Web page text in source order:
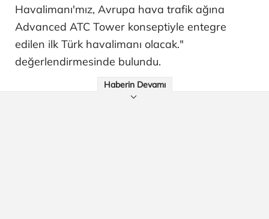
Havalimanı'mız, Avrupa hava trafik ağına
Advanced ATC Tower konseptiyle entegre
edilen ilk Türk havalimanı olacak."
değerlendirmesinde bulundu.
Haberin Devamı